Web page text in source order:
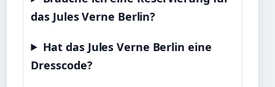
das Jules Verne Berlin?
Hat das Jules Verne Berlin eine
Dresscode?